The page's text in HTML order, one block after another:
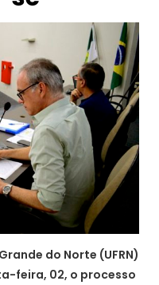
do Norte (UFRN)
feira, 02, o processo